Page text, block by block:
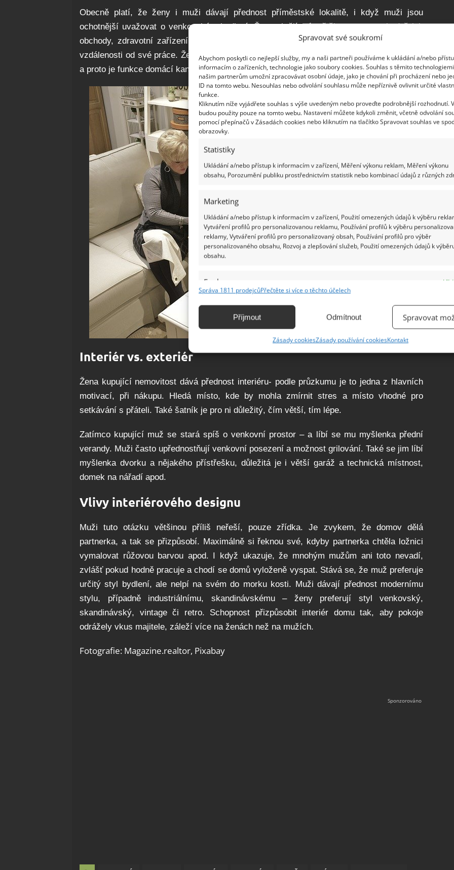
Spravovat své soukromí
Abychom poskytli co nejlepší služby, my a naši partneři používáme k ukládání a/nebo
informacím o zařízeních, technologie jako soubory cookies. Souhlas s těmito
našim partnerům umožní zpracovávat osobní údaje, jako je chování při procházení nebo
ID na tomto webu. Nesouhlas nebo odvolání souhlasu může nepříznivě ovlivnit určité
funkce.
Kliknutím níže vyjádřete souhlas s výše uvedeným nebo proveďte podrobnější rozhodnutí.
budou použity pouze na tomto webu. Nastavení můžete kdykoli změnit, včetně odvolání
pomocí přepínačů v Zásadách cookies nebo kliknutím na tlačítko Spravovat souhlas ve
obrazovky.
Statistiky
Ukládání a/nebo přístup k informacím v zařízení, Měření výkonu reklam, Měření výkonu
obsahu, Porozumění publiku prostřednictvím statistik nebo kombinací údajů z různých
Marketing
Ukládání a/nebo přístup k informacím v zařízení, Použití omezených údajů k výběru
Vytváření profilů pro personalizovanou reklamu, Používání profilů k výběru
reklamy, Vytváření profilů pro personalizovaný obsah, Používání profilů pro výběr
personalizovaného obsahu, Rozvoj a zlepšování služeb, Použití omezených údajů k
obsahu.
Funkce
Identifikace zařízení na základě automaticky přenášených informací.
základě aktivně vyžádaných informací.
odstraňování chyb, Poskytování a zobrazování reklamy a obsahu,
Ukládání a sdělování voleb ochrany osobních údajů.
Správa 1811 prodejcůPřečtěte si více o těchto účelech
Příjmout Odmítnout Spravovat
Zásady cookiesZásady používání cookiesKontakt
Obecně platí, že ženy i muži dávají přednost příměstské lokalitě, i když muži jsou
ochotnější uvažovat o venkovském bydlení. Ženy chtějí mít většinou po ruce kadeřnici,
obchody, zdravotní zařízení, prostě pohodlí. Kupující muž je také ochotnější řídit delší
vzdálenosti od své práce. Ženy s větší pravděpodobností budouchtítpracovat z domova,
a proto je funkce domácí kanceláře pro kupující ženy důležitá.
Interiér vs. exteriér
Žena kupující nemovitost dává přednost interiéru- podle průzkumu je to jedna z hlavních
motivací, při nákupu. Hledá místo, kde by mohla zmírnit stres a místo vhodné pro
setkávání s přáteli. Také šatník je pro ni důležitý, čím větší, tím lépe.
Zatímco kupující muž se stará spíš o venkovní prostor – a líbí se mu myšlenka přední
verandy. Muži často upřednostňují venkovní posezení a možnost grilování. Také se jim líbí
myšlenka dvorku a nějakého přístřešku, důležitá je i větší garáž a technická místnost,
domek na nářadí apod.
Vlivy interiérového designu
Muži tuto otázku většinou příliš neřeší, pouze zřídka. Je zvykem, že domov dělá
partnerka, a tak se přizpůsobí. Maximálně si řeknou své, kdyby partnerka chtěla ložnici
vymalovat růžovou barvou apod. I když ukazuje, že mnohým mužům ani toto nevadí,
zvlášť pokud hodně pracuje a chodí se domů vyloženě vyspat. Stává se, že muž preferuje
určitý styl bydlení, ale nelpí na svém do morku kosti. Muži dávají přednost modernímu
stylu, případně industriálnímu, skandinávskému – ženy preferují styl venkovský,
skandinávský, vintage či retro. Schopnost přizpůsobit interiér domu tak, aby pokoje
odrážely vkus majitele, záleží více na ženách než na mužích.
Fotografie: Magazine.realtor, Pixabay